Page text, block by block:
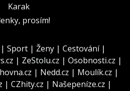
Karak
prosím!
| Sport | Ženy | Cestování|
| ZeStolu.cz | Osobnosti.cz |
| Nedd.cz | Moulík.cz |
| CZhity.cz | Našepeníze.cz |